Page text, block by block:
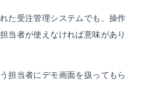
た受注管理システムでも、操作
当者が使えなければ意味があり
担当者にデモ画面を扱ってもら